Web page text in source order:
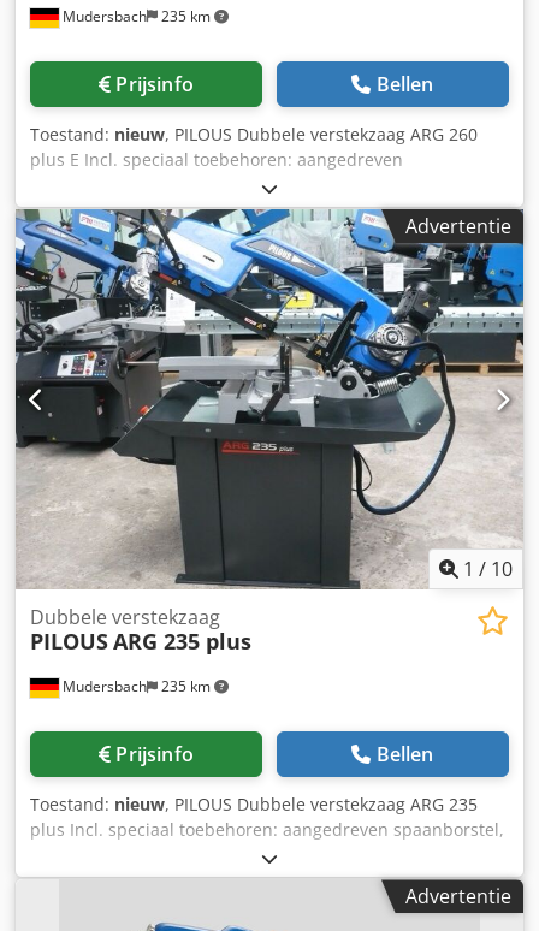
Mudersbach 235 km
Prijsinfo Bellen
Toestand: nieuw, PILOUS Dubbele verstekzaag ARG 260
plus E Incl. speciaal toebehoren: aangedreven
spaanborstel, riemspanningsindicator Snijbereik: Rond:
90° -45° +45° +60° in mm.260-180-200-125 Vierkant:
90°-45°+45°+60° in mm. 240-160-185-105 Rechthoek:
90°-45°+45° +60° in mm. Dkjdpsilqd Nofx Abyjr in mm.300
x 185-190 x 105-185 x 295-125 x 105 Hoofdmotor 400 V, 50
Hz, 1,4 kW Pompmotor 400 V, 50 Hz, 0,05 kW
Zaagbladsnelheid 35/70 m/min. Lengte zaagblad 2880 x 27
x 0,9 mm Werkhoogte vanaf bankschroef 900 mm
Koelvloeistoftank ca. 15 l Machineafmetingen (min.) 1690 x
750 x 1430 mm Afmetingen van de machine (max.) 1980 x
1510 x 2040 mm Gewicht van de machine 310 kg
Advertentie
1 / 10
Mudersbach 235 km
Dubbele verstekzaag
PILOUSARG 235 plus
Prijsinfo Bellen
Toestand: nieuw, PILOUS Dubbele verstekzaag ARG 235
plus Incl. speciaal toebehoren: aangedreven spaanborstel,
riemspanningsindicator Snijbereik: Rond: 90° -45° +45°
+60° in mm.235-165-185-115 Vierkant: 90°-45°+45°+60° in
mm.230-145-160-80 Rechthoek: 90°-45°+45° +60° in mm. in
Advertentie